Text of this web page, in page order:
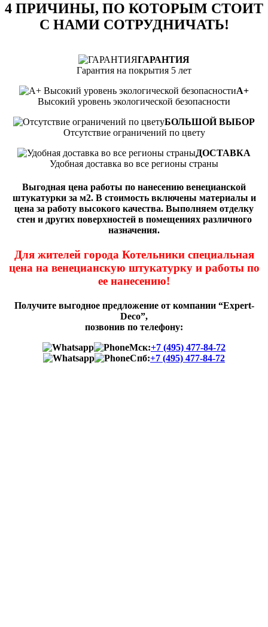
4 ПРИЧИНЫ, ПО КОТОРЫМ СТОИТ
С НАМИ СОТРУДНИЧАТЬ!
ГАРАНТИЯ
Гарантия на покрытия 5 лет
А+
Высокий уровень экологической безопасности
БОЛЬШОЙ ВЫБОР
Отсутствие ограничений по цвету
ДОСТАВКА
Удобная доставка во все регионы страны
Выгодная цена работы по нанесению венецианской
штукатурки за м2. В стоимость включены материалы и
цена за работу высокого качества. Выполняем отделку
стен и других поверхностей в помещениях различного
назначения.
Для жителей города Котельники специальная
цена на венецианскую штукатурку и работы по
ее нанесению!
Получите выгодное предложение от компании “Expert-
Deco”,
позвонив по телефону:
Мск:+7 (495) 477-84-72
Спб:+7 (495) 477-84-72